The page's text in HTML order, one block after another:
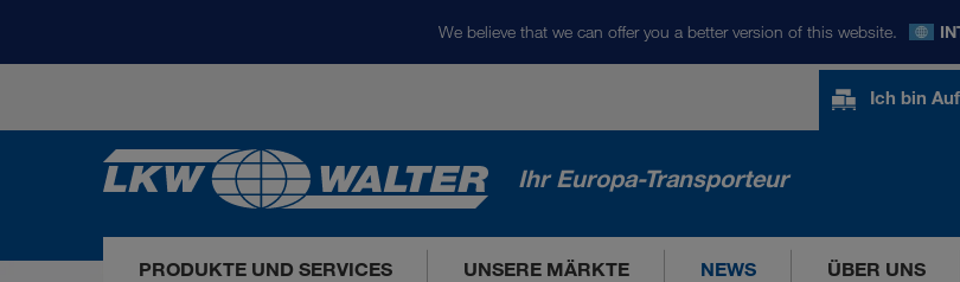
We believe that we can offer you a better version of this website.
Ich bin
Ihr Europa-Transporteur
PRODUKTE UND SERVICES UNSERE MÄRKTE NEWS ÜBER UNS